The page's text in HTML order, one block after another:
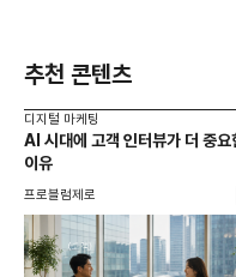
추천 콘텐츠
디지털 마케팅
AI 시대에 고객 인터뷰가 더 중요
이유
프로블럼제로